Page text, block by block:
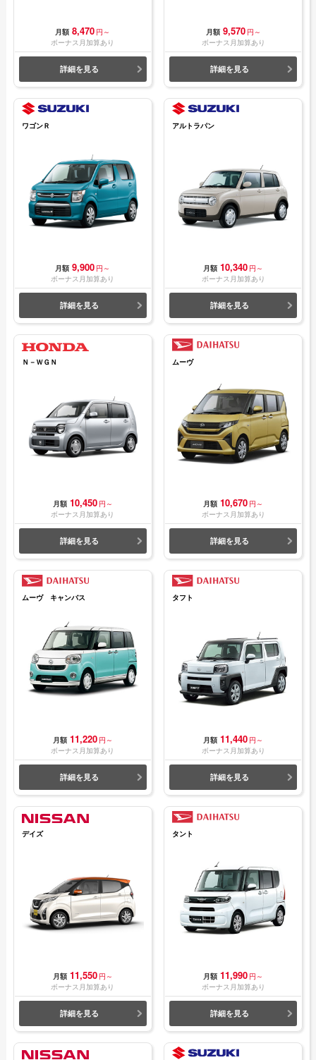
月額 8,470 円～
ボーナス月加算あり
詳細を見る
月額 9,570 円～
ボーナス月加算あり
詳細を見る
ワゴンＲ
月額 9,900 円～
ボーナス月加算あり
詳細を見る
アルトラパン
月額 10,340 円～
ボーナス月加算あり
詳細を見る
Ｎ－ＷＧＮ
月額 10,450 円～
ボーナス月加算あり
詳細を見る
ムーヴ
月額 10,670 円～
ボーナス月加算あり
詳細を見る
ムーヴ キャンバス
月額 11,220 円～
ボーナス月加算あり
詳細を見る
タフト
月額 11,440 円～
ボーナス月加算あり
詳細を見る
デイズ
月額 11,550 円～
ボーナス月加算あり
詳細を見る
タント
月額 11,990 円～
ボーナス月加算あり
詳細を見る